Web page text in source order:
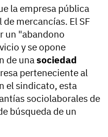
la empresa pública
mercancías. El SF
un "abandono
y se opone
de unasociedad
perteneciente al
el sindicato, esta
sociolaborales de
búsqueda de un